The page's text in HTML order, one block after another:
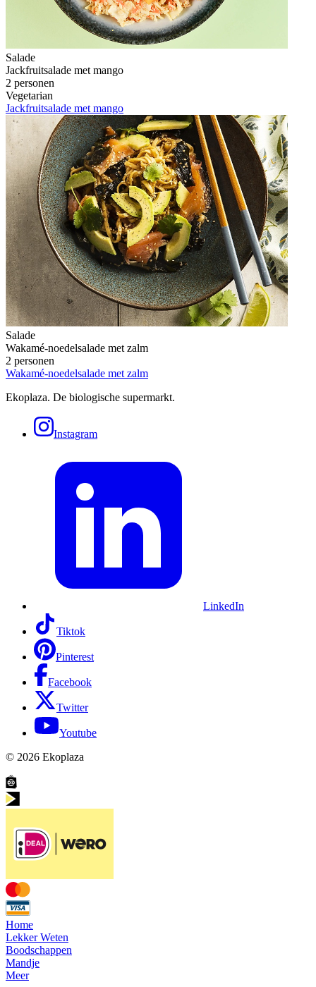
Salade
Jackfruitsalade met mango
2 personen
Vegetarian
Jackfruitsalade met mango
Salade
Wakamé-noedelsalade met zalm
2 personen
Wakamé-noedelsalade met zalm
Ekoplaza. De biologische supermarkt.
Instagram
LinkedIn
Tiktok
Pinterest
Facebook
Twitter
Youtube
© 2026 Ekoplaza
Home
Lekker Weten
Boodschappen
Mandje
Meer